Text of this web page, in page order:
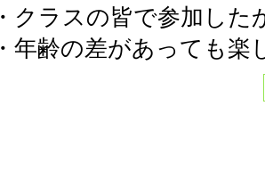
・クラスの皆で参加した
・年齢の差があっても